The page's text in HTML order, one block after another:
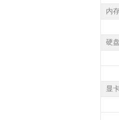
内存
硬盘
显卡